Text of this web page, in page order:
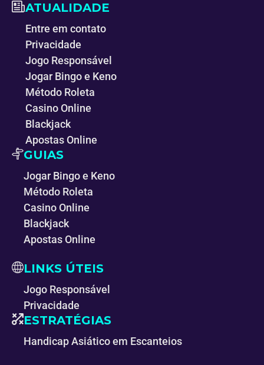
ATUALIDADE
Entre em contato
Privacidade
Jogo Responsável
Jogar Bingo e Keno
Método Roleta
Casino Online
Blackjack
Apostas Online
GUIAS
Jogar Bingo e Keno
Método Roleta
Casino Online
Blackjack
Apostas Online
LINKS ÚTEIS
Jogo Responsável
Privacidade
ESTRATÉGIAS
Handicap Asiático em Escanteios